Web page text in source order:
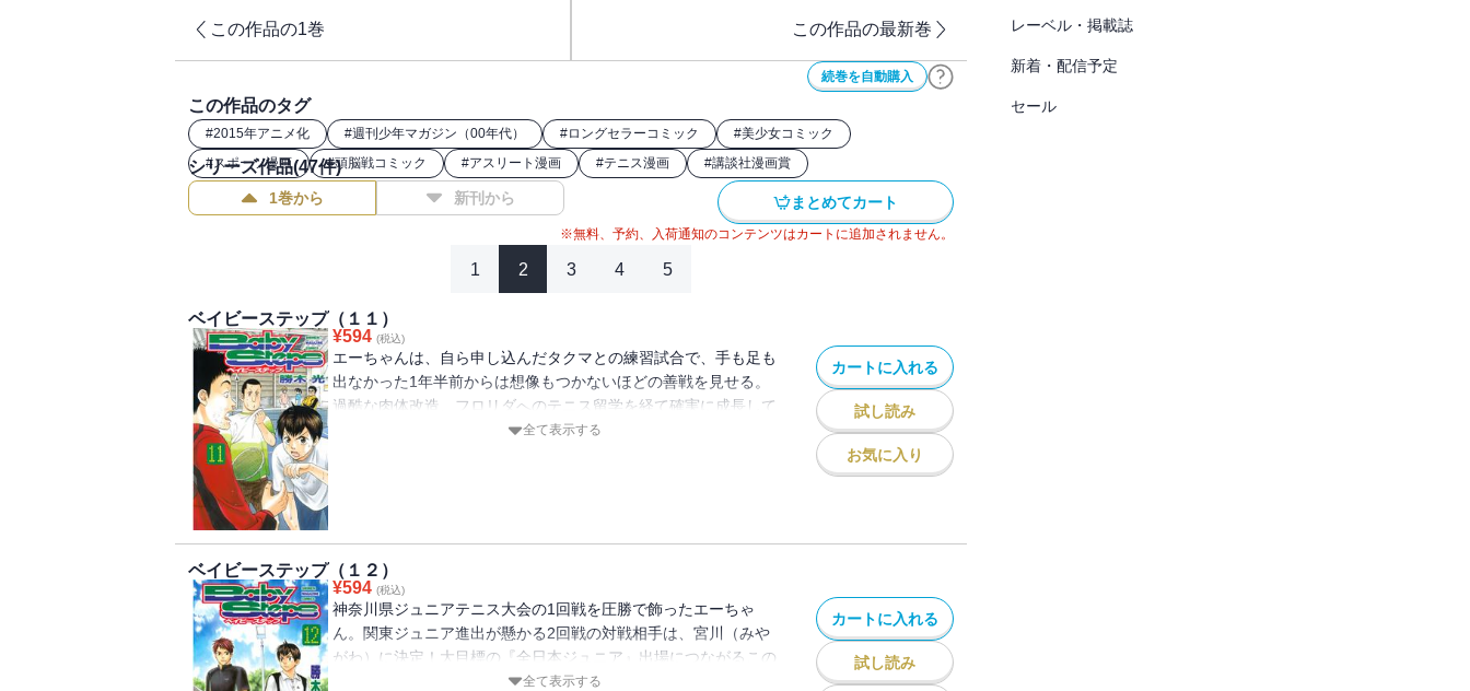
この作品の1巻 この作品の最新巻
続巻を自動購入
この作品のタグ
#2015年アニメ化 #週刊少年マガジン（00年代） #ロングセラーコミック #美少女コミック
#スポーツ漫画 #頭脳戦コミック #アスリート漫画 #テニス漫画 #講談社漫画賞
シリーズ作品(47件)
1巻から 新刊から まとめてカート
※無料、予約、入荷通知のコンテンツはカートに追加されません。
1 2 3 4 5
ベイビーステップ（１１）
¥594 (税込)
エーちゃんは、自ら申し込んだタクマとの練習試合で、手も足も
出なかった1年半前からは想像もつかないほどの善戦を見せる。
過酷な肉体改造、フロリダへのテニス留学を経て確実に成長して
いるエーちゃん！次の全日本ジュニアで、一気にみんな振り向か
全て表示する
カートに入れる
試し読み
お気に入り
ベイビーステップ（１２）
¥594 (税込)
神奈川県ジュニアテニス大会の1回戦を圧勝で飾ったエーちゃ
ん。関東ジュニア進出が懸かる2回戦の対戦相手は、宮川（みや
がわ）に決定！大目標の『全日本ジュニア』出場につながるこの
試合はエーちゃんと宮川、どちらにとっても絶対に譲れない試
全て表示する
カートに入れる
試し読み
レーベル・掲載誌
新着・配信予定
セール